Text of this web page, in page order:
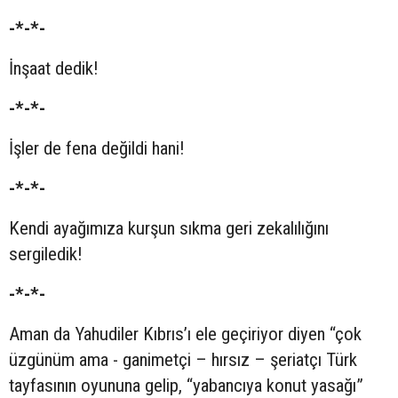
-*-*-
İnşaat dedik!
-*-*-
İşler de fena değildi hani!
-*-*-
Kendi ayağımıza kurşun sıkma geri zekalılığını
sergiledik!
-*-*-
Aman da Yahudiler Kıbrıs’ı ele geçiriyor diyen “çok
üzgünüm ama - ganimetçi – hırsız – şeriatçı Türk
tayfasının oyununa gelip, “yabancıya konut yasağı”